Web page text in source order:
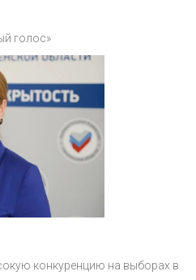
голос»
конкуренцию на выборах в